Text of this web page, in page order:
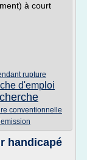
à court
rupture
d'emploi
conventionnelle
handicapé